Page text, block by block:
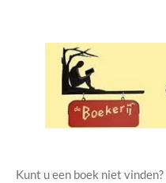
Kunt u een boek niet